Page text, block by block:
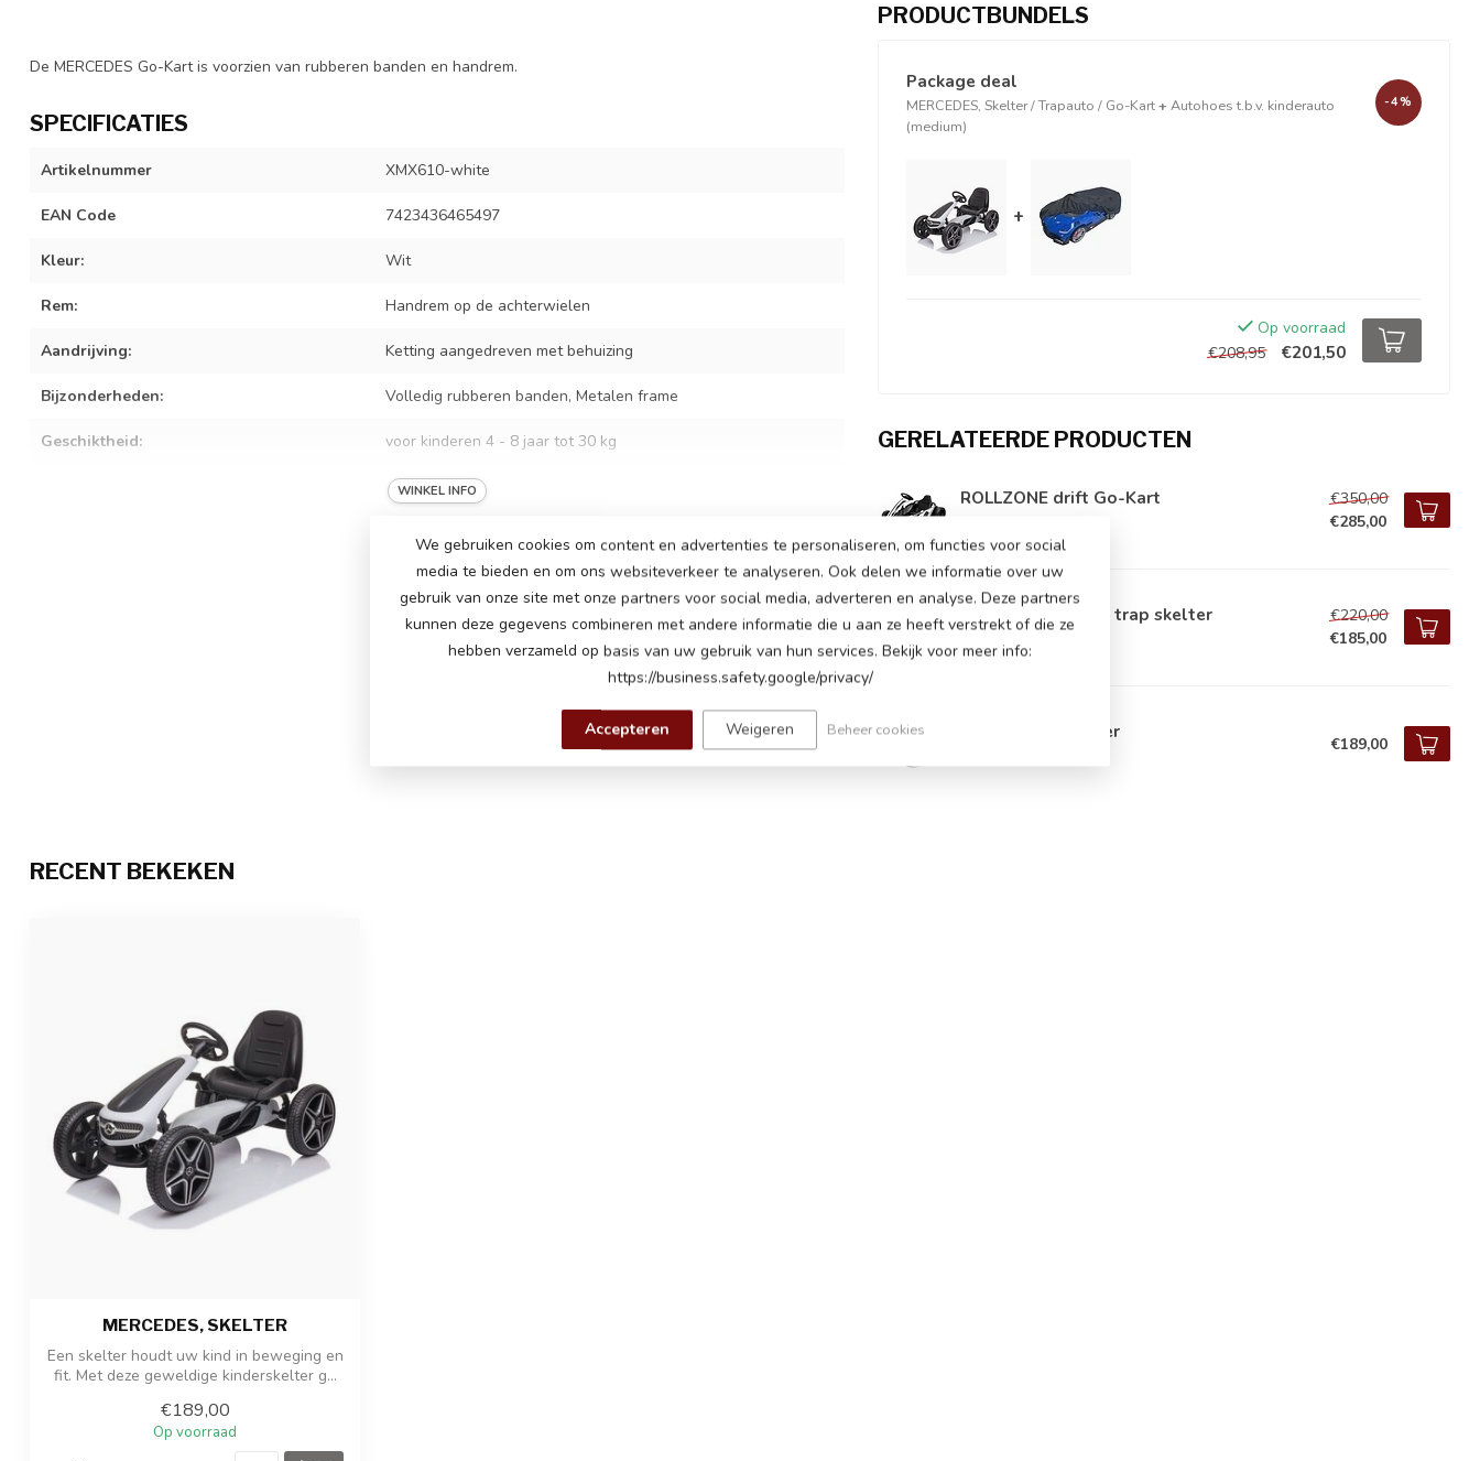
De MERCEDES Go-Kart is voorzien van rubberen banden en handrem.
SPECIFICATIES
Artikelnummer XMX610-white
EAN Code 7423436465497
Kleur: Wit
Rem: Handrem op de achterwielen
Aandrijving: Ketting aangedreven met behuizing
Bijzonderheden: Volledig rubberen banden, Metalen frame
Geschiktheid: voor kinderen 4 - 8 jaar tot 30 kg
112 x 58 x 62 cm
WINKEL INFO
PRODUCTBUNDELS
Package deal
MERCEDES, Skelter / Trapauto / Go-Kart+ Autohoes t.b.v. kinderauto
(medium)
-4%
+
Op voorraad
€208,95
€201,50
GERELATEERDE PRODUCTEN
ROLLZONE drift Go-Kart
€350,00
€285,00
skelter / Go-Kart / trap skelter
€220,00
€185,00
MERCEDES, Skelter
€189,00
RECENT BEKEKEN
MERCEDES, SKELTER
Een skelter houdt uw kind in beweging en
fit. Met deze geweldige kinderskelter g...
€189,00
Op voorraad
We gebruiken cookies om content en advertenties te personaliseren, om functies voor social
media te bieden en om ons websiteverkeer te analyseren. Ook delen we informatie over uw
gebruik van onze site met onze partners voor social media, adverteren en analyse. Deze partners
kunnen deze gegevens combineren met andere informatie die u aan ze heeft verstrekt of die ze
hebben verzameld op basis van uw gebruik van hun services. Bekijk voor meer info:
https://business.safety.google/privacy/
Accepteren Weigeren Beheer cookies